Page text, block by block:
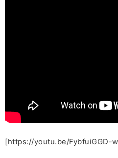
[https://youtu.be/FybfuiGGD-